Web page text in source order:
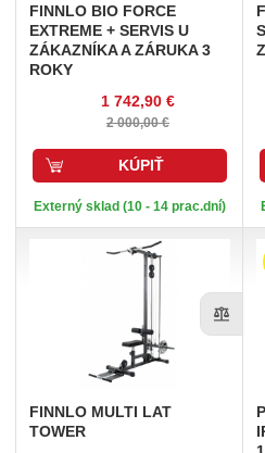
FINNLO BIO FORCE
EXTREME + SERVIS U
ZÁKAZNÍKA A ZÁRUKA 3
ROKY
1 742,90 €
2 000,00 €
KÚPIŤ
Externý sklad (10 - 14 prac.dní)
FINNLO MULTI LAT
TOWER